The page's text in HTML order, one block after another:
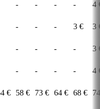
- - - -
4
- - - 3 €
3
- - - -
3
- - - -
4
€ 58 € 73 € 64 € 68 €